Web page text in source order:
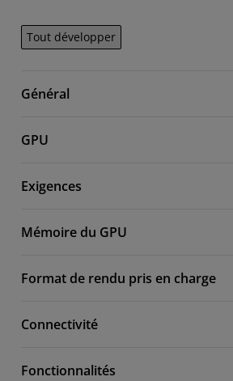
Tout développer
Général
GPU
Exigences
Mémoire du GPU
Format de rendu pris en charge
Connectivité
Fonctionnalités